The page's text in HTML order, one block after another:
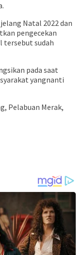
Natal 2022 dan
pengecekan
tersebut sudah
pada saat
yangnanti
Pelabuan Merak,